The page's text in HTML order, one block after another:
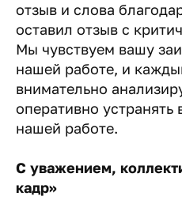
отзыв и слова
оставил отзыв с
Мы чувствуем вашу
нашей работе, и
внимательно
оперативно устранять
нашей работе.
С уважением,
кадр»